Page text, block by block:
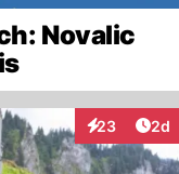
Novalic
23
Interaktionen
2d